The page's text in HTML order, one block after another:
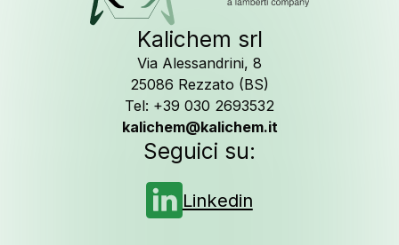
Seguici su
Kalichem srl
Via Alessandrini, 8
25086 Rezzato (BS)
Tel: +39 030 2693532
kalichem@kalichem.it
Seguici su:
Linkedin